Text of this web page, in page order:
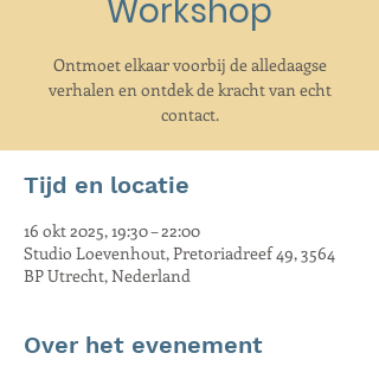
Workshop
Ontmoet elkaar voorbij de alledaagse
verhalen en ontdek de kracht van echt
contact.
Tijd en locatie
16 okt 2025, 19:30 – 22:00
Studio Loevenhout, Pretoriadreef 49, 3564
BP Utrecht, Nederland
Over het evenement